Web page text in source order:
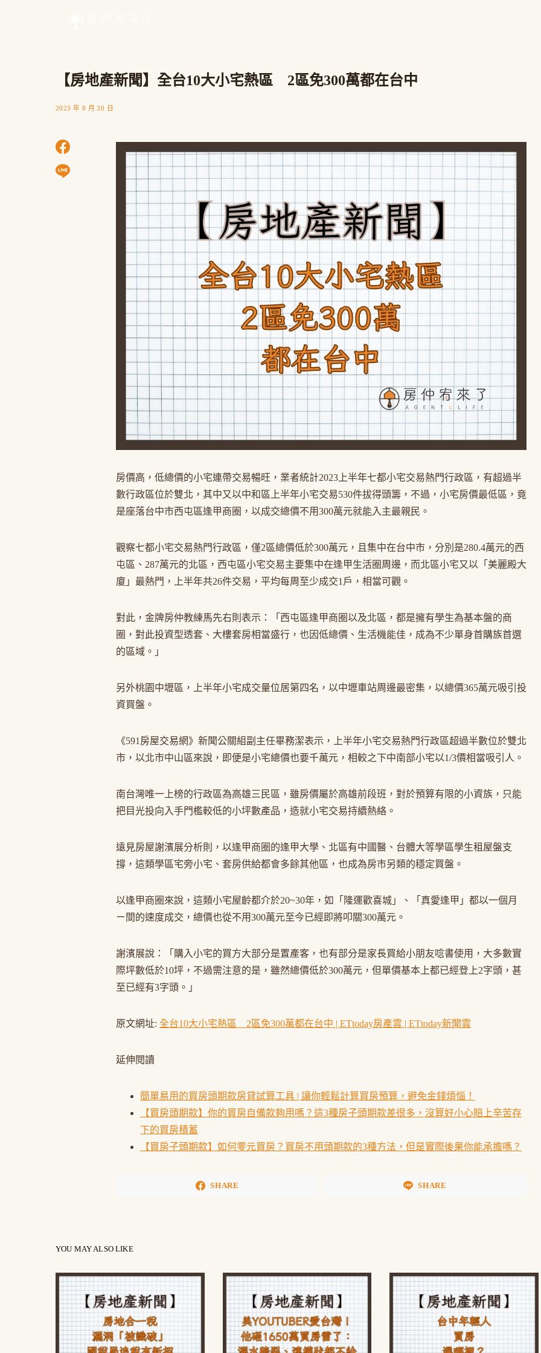
【房地產新聞】全台10大小宅熱區 2區免300萬都在台中
2023 年 8 月 30 日
房價高，低總價的小宅連帶交易暢旺，業者統計2023上半年七都小宅交易熱門行政區，有超過半
數行政區位於雙北，其中又以中和區上半年小宅交易530件拔得頭籌，不過，小宅房價最低區，竟
是座落台中市西屯區逢甲商圈，以成交總價不用300萬元就能入主最親民。
觀察七都小宅交易熱門行政區，僅2區總價低於300萬元，且集中在台中市，分別是280.4萬元的西
屯區、287萬元的北區，西屯區小宅交易主要集中在逢甲生活圈周邊，而北區小宅又以「美麗殿大
廈」最熱門，上半年共26件交易，平均每周至少成交1戶，相當可觀。
對此，金牌房仲教練馬先右則表示：「西屯區逢甲商圈以及北區，都是擁有學生為基本盤的商
圈，對此投資型透套、大樓套房相當盛行，也因低總價、生活機能佳，成為不少單身首購族首選
的區域。」
另外桃園中壢區，上半年小宅成交量位居第四名，以中壢車站周邊最密集，以總價365萬元吸引投
資買盤。
《591房屋交易網》新聞公關組副主任畢務潔表示，上半年小宅交易熱門行政區超過半數位於雙北
市，以北市中山區來說，即便是小宅總價也要千萬元，相較之下中南部小宅以1/3價相當吸引人。
南台灣唯一上榜的行政區為高雄三民區，雖房價屬於高雄前段班，對於預算有限的小資族，只能
把目光投向入手門檻較低的小坪數產品，造就小宅交易持續熱絡。
遠見房屋謝濱展分析則，以逢甲商圈的逢甲大學、北區有中國醫、台體大等學區學生租屋盤支
撐，這類學區宅旁小宅、套房供給都會多餘其他區，也成為房市另類的穩定買盤。
以逢甲商圈來說，這類小宅屋齡都介於20~30年，如「隆運歡喜城」、「真愛逢甲」都以一個月
ㄧ間的速度成交，總價也從不用300萬元至今已經即將叩關300萬元。
謝濱展說：「購入小宅的買方大部分是置產客，也有部分是家長買給小朋友唸書使用，大多數實
際坪數低於10坪，不過需注意的是，雖然總價低於300萬元，但單價基本上都已經登上2字頭，甚
至已經有3字頭。」
原文網址: 全台10大小宅熱區 2區免300萬都在台中 | ETtoday房產雲 | ETtoday新聞雲
延伸閱讀
簡單易用的買房頭期款房貸試算工具 | 讓你輕鬆計算買房預算，避免金錢煩惱！
【買房頭期款】你的買房自備款夠用嗎？這3種房子頭期款差很多，沒算好小心賠上辛苦存
下的買房積蓄
【買房子頭期款】如何零元買房？買房不用頭期款的3種方法，但是實際後果你能承擔嗎？
SHARE SHARE
YOU MAY ALSO LIKE